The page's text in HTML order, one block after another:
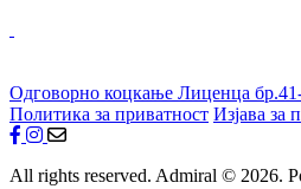
Одговорно коцкање Лиценца
Политика за приватност Изјава за
All rights reserved. Admiral © 2026.